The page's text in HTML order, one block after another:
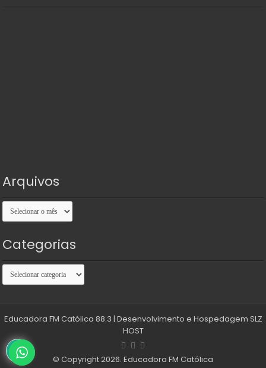
Arquivos
Arquivos
Categorias
Categorias
Educadora FM Católica 88.3 | Desenvolvimento e Hospedagem SLZ
HOST
© Copyright 2026. Educadora FM Católica